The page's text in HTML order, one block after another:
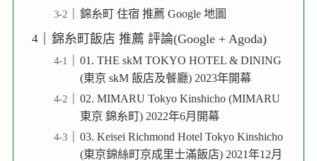
錦糸町 住宿 推薦 Google 地圖
錦糸町飯店 推薦 評論(Google + Agoda)
01. THE skM TOKYO HOTEL & DINING
(東京 skM 飯店及餐廳) 2023年開幕
02. MIMARU Tokyo Kinshicho (MIMARU
東京 錦糸町) 2022年6月開幕
03. Keisei Richmond Hotel Tokyo Kinshicho
(東京錦絲町京成里士滿飯店) 2021年12月